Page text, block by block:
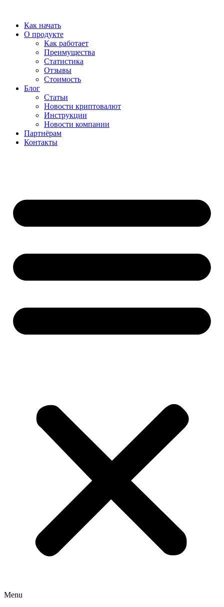
содержимому
Как начать
О продукте
Как работает
Преимущества
Статистика
Отзывы
Стоимость
Блог
Статьи
Новости криптовалют
Инструкции
Новости компании
Партнёрам
Контакты
Menu